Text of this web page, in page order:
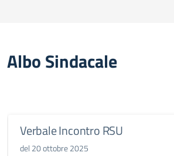
Albo Sindacale
Verbale Incontro RSU
del 20 ottobre 2025